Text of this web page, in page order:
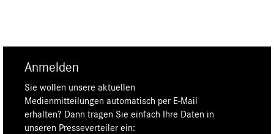
Anmelden
Sie wollen unsere aktuellen
Medienmitteilungen automatisch per E-Mail
erhalten? Dann tragen Sie einfach Ihre Daten in
unseren Presseverteiler ein: